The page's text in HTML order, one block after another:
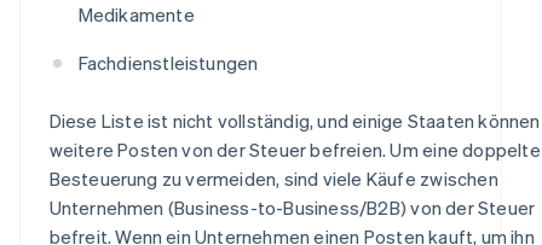
Medikamente
Fachdienstleistungen
Diese Liste ist nicht vollständig, und einige Staaten können
weitere Posten von der Steuer befreien. Um eine doppelte
Besteuerung zu vermeiden, sind viele Käufe zwischen
Unternehmen (Business-to-Business/B2B) von der Steuer
befreit. Wenn ein Unternehmen einen Posten kauft, um ihn